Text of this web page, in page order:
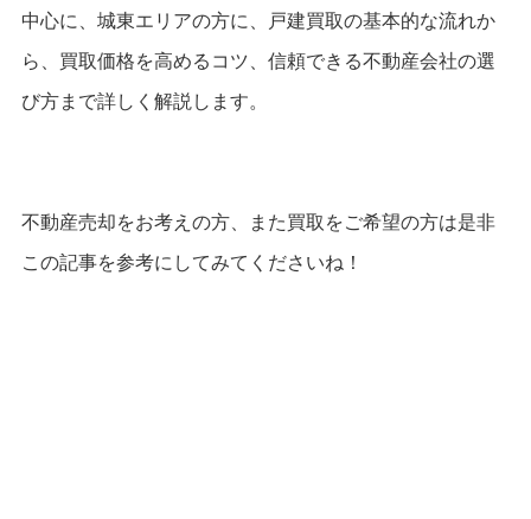
中心に、城東エリアの方に、
戸建買取の基本的な流れか
ら、買取価格を高めるコツ、信頼できる不動産会社の選
び方まで詳しく解説します。
不動産売却をお考えの方、また買取をご希望の方は是非
この記事を参考にしてみてくださいね！